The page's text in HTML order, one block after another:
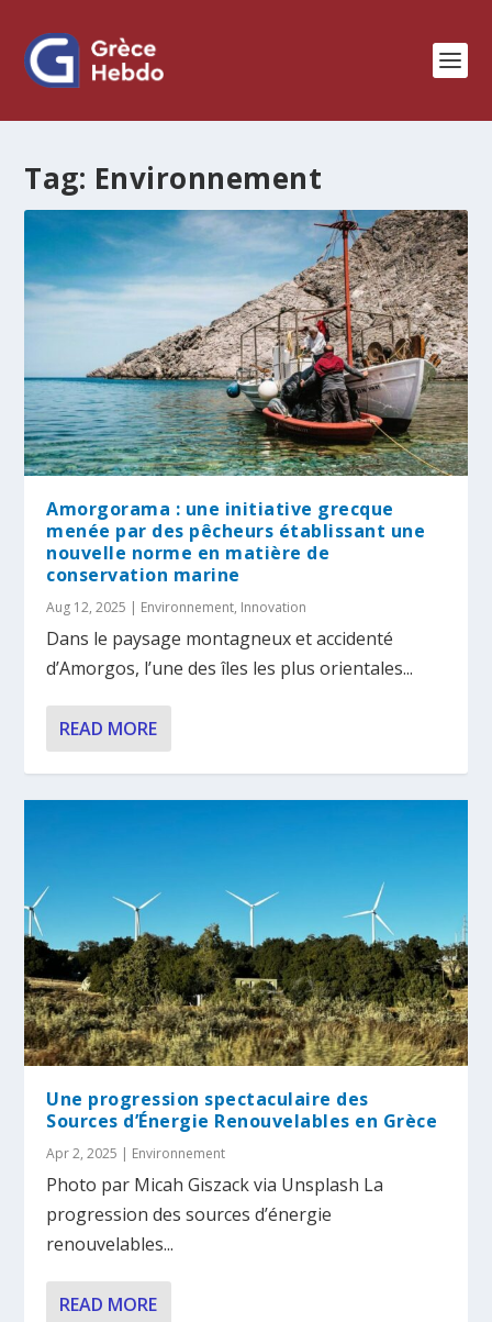
Tag: Environnement
Amorgorama : une initiative grecque
menée par des pêcheurs établissant une
nouvelle norme en matière de
conservation marine
Aug 12, 2025 | Environnement, Innovation
Dans le paysage montagneux et accidenté
d’Amorgos, l’une des îles les plus orientales...
READ MORE
Une progression spectaculaire des
Sources d’Énergie Renouvelables en Grèce
Apr 2, 2025 | Environnement
Photo par Micah Giszack via Unsplash La
progression des sources d’énergie
renouvelables...
READ MORE